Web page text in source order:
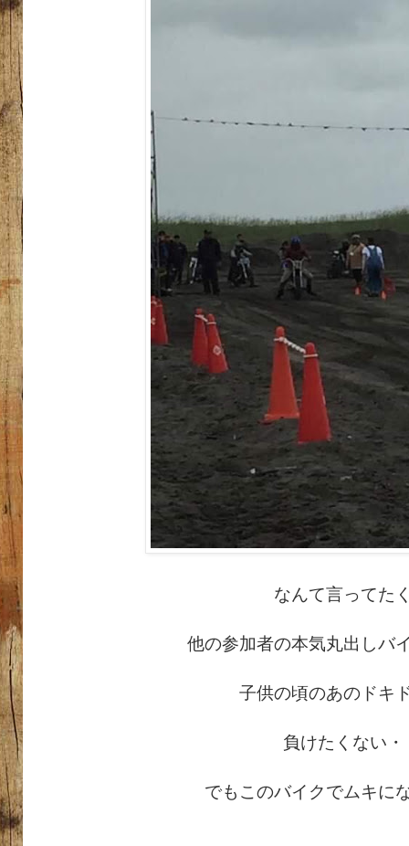
なんて言ってた
他の参加者の本気丸出しバ
子供の頃のあのドキ
負けたくない
でもこのバイクでムキに